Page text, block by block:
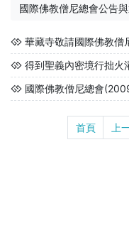
國際佛教僧尼總會公告
華藏寺敬請國際佛教僧尼
得到聖義內密境行拙火灌
國際佛教僧尼總會(2009
首頁 上